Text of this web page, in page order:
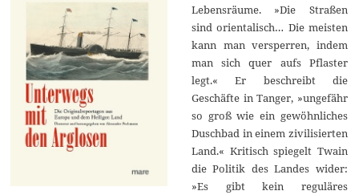
Lebensräume. »Die Straßen
sind orientalisch… Die meisten
kann man versperren, indem
man sich quer aufs Pflaster
legt.« Er beschreibt die
Geschäfte in Tanger, »ungefähr
so groß wie ein gewöhnliches
Duschbad in einem zivilisierten
Land.« Kritisch spiegelt Twain
die Politik des Landes wider:
»Es gibt kein reguläres